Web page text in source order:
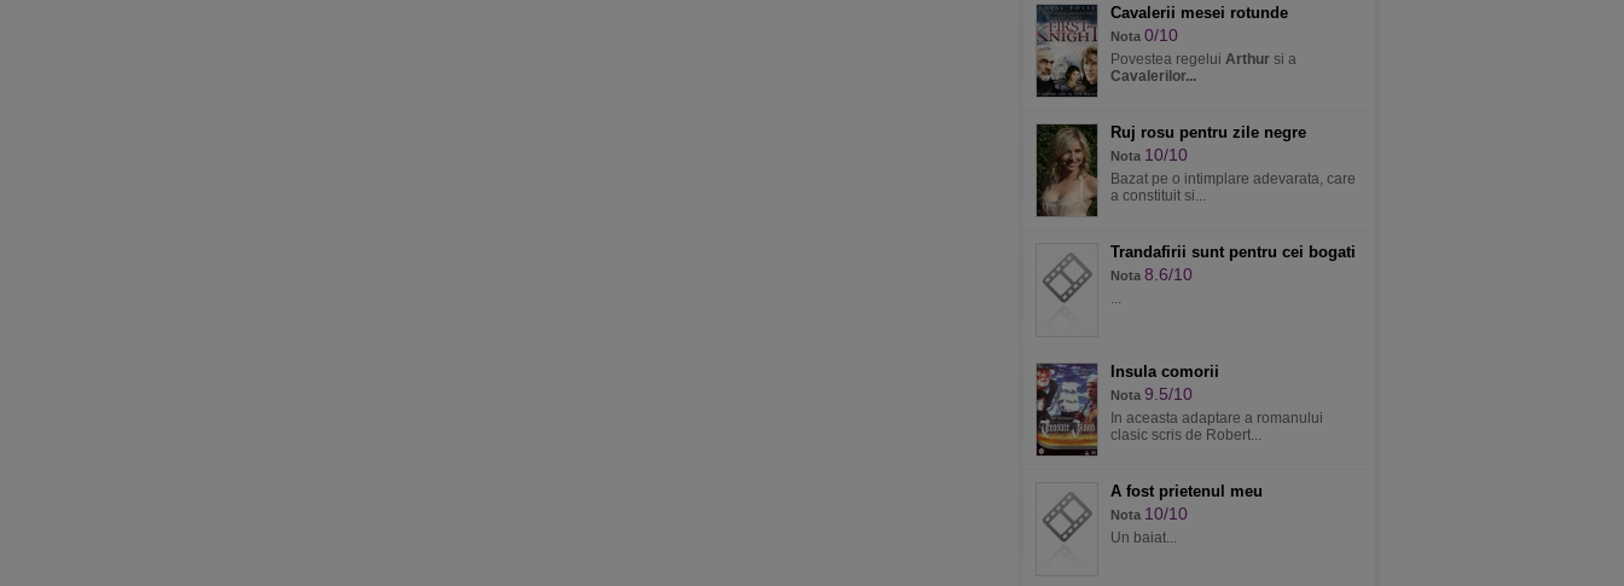
Cavalerii mesei rotunde
Nota 0/10
Povestea regelui Arthur si a
Cavalerilor...
Ruj rosu pentru zile negre
Nota 10/10
Bazat pe o intimplare adevarata, care
a constituit si...
Trandafirii sunt pentru cei bogati
Nota 8.6/10
...
Insula comorii
Nota 9.5/10
In aceasta adaptare a romanului
clasic scris de Robert...
A fost prietenul meu
Nota 10/10
Un baiat...